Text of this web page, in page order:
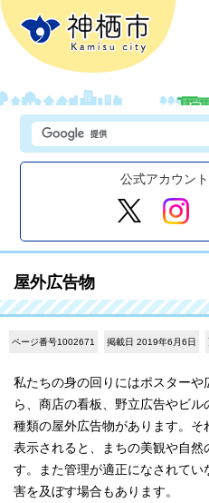
公式アカウン
屋外広告物
ページ番号1002671 掲載日 2019年6月6日
私たちの身の回りにはポスター
ら、商店の看板、野立広告やビ
種類の屋外広告物があります。
表示されると、まちの美観や自然
す。また管理が適正になされて
害を及ぼす場合もあります。